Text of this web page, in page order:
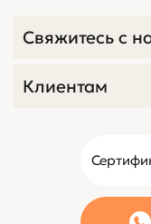
Свяжитесь с
Клиентам